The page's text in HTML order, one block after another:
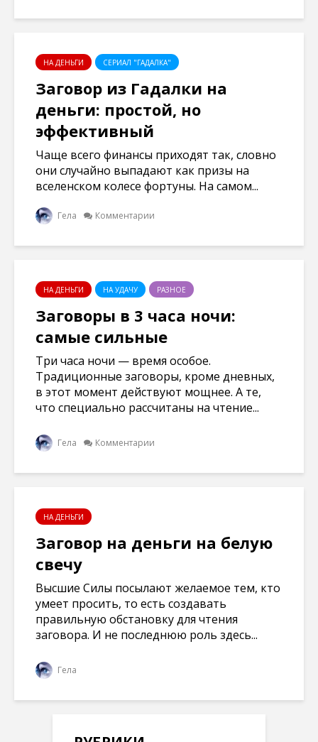
НА ДЕНЬГИ СЕРИАЛ "ГАДАЛКА"
Заговор из Гадалки на
деньги: простой, но
эффективный
Чаще всего финансы приходят так, словно
они случайно выпадают как призы на
вселенском колесе фортуны. На самом...
Гела Комментарии
НА ДЕНЬГИ НА УДАЧУ РАЗНОЕ
Заговоры в 3 часа ночи:
самые сильные
Три часа ночи — время особое.
Традиционные заговоры, кроме дневных,
в этот момент действуют мощнее. А те,
что специально рассчитаны на чтение...
Гела Комментарии
НА ДЕНЬГИ
Заговор на деньги на белую
свечу
Высшие Силы посылают желаемое тем, кто
умеет просить, то есть создавать
правильную обстановку для чтения
заговора. И не последнюю роль здесь...
Гела